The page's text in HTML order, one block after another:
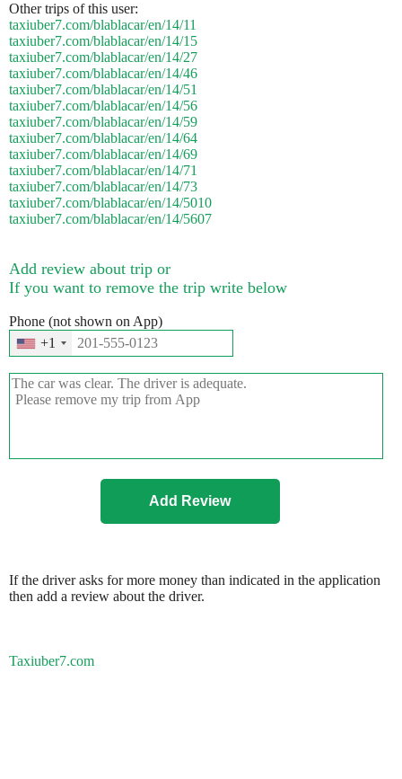
Other trips of this user:
taxiuber7.com/blablacar/en/14/11
taxiuber7.com/blablacar/en/14/15
taxiuber7.com/blablacar/en/14/27
taxiuber7.com/blablacar/en/14/46
taxiuber7.com/blablacar/en/14/51
taxiuber7.com/blablacar/en/14/56
taxiuber7.com/blablacar/en/14/59
taxiuber7.com/blablacar/en/14/64
taxiuber7.com/blablacar/en/14/69
taxiuber7.com/blablacar/en/14/71
taxiuber7.com/blablacar/en/14/73
taxiuber7.com/blablacar/en/14/5010
taxiuber7.com/blablacar/en/14/5607
Add review about trip or
If you want to remove the trip write below
Phone (not shown on App)
+1
If the driver asks for more money than indicated in the application
then add a review about the driver.
Taxiuber7.com